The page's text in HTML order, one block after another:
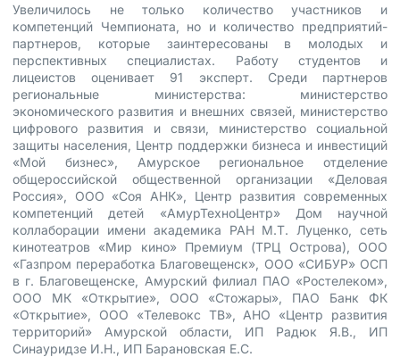
Увеличилось не только количество участников и
компетенций Чемпионата, но и количество предприятий-
партнеров, которые заинтересованы в молодых и
перспективных специалистах. Работу студентов и
лицеистов оценивает 91 эксперт. Среди партнеров
региональные министерства: министерство
экономического развития и внешних связей, министерство
цифрового развития и связи, министерство социальной
защиты населения, Центр поддержки бизнеса и инвестиций
«Мой бизнес», Амурское региональное отделение
общероссийской общественной организации «Деловая
Россия», ООО «Соя АНК», Центр развития современных
компетенций детей «АмурТехноЦентр» Дом научной
коллаборации имени академика РАН М.Т. Луценко, сеть
кинотеатров «Мир кино» Премиум (ТРЦ Острова), ООО
«Газпром переработка Благовещенск», ООО «СИБУР» ОСП
в г. Благовещенске, Амурский филиал ПАО «Ростелеком»,
ООО МК «Открытие», ООО «Стожары», ПАО Банк ФК
«Открытие», ООО «Телевокс ТВ», АНО «Центр развития
территорий» Амурской области, ИП Радюк Я.В., ИП
Синауридзе И.Н., ИП Барановская Е.С.